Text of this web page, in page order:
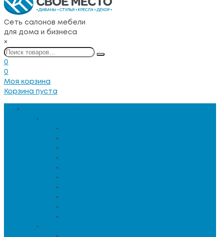
Сеть салонов мебели
для дома и бизнеса
×
0
0
Моя корзина
Корзина пуста